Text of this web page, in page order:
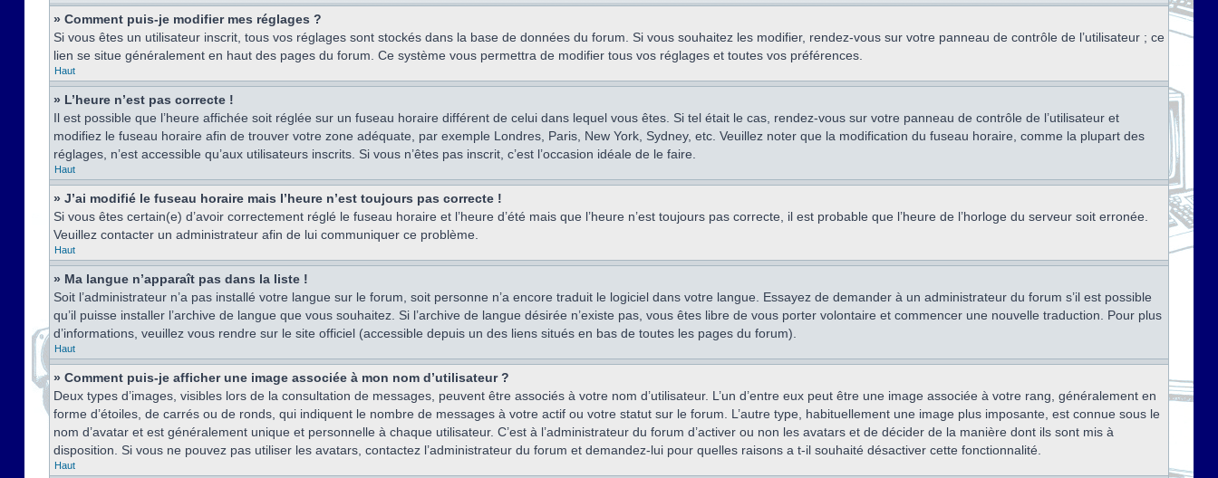
» Comment puis-je modifier mes réglages ?
Si vous êtes un utilisateur inscrit, tous vos réglages sont stockés dans la base de données du forum. Si vous souhaitez les modifier, rendez-vous sur votre panneau de contrôle de l’utilisateur ; ce
lien se situe généralement en haut des pages du forum. Ce système vous permettra de modifier tous vos réglages et toutes vos préférences.
Haut
» L’heure n’est pas correcte !
Il est possible que l’heure affichée soit réglée sur un fuseau horaire différent de celui dans lequel vous êtes. Si tel était le cas, rendez-vous sur votre panneau de contrôle de l’utilisateur et
modifiez le fuseau horaire afin de trouver votre zone adéquate, par exemple Londres, Paris, New York, Sydney, etc. Veuillez noter que la modification du fuseau horaire, comme la plupart des
réglages, n’est accessible qu’aux utilisateurs inscrits. Si vous n’êtes pas inscrit, c’est l’occasion idéale de le faire.
Haut
» J’ai modifié le fuseau horaire mais l’heure n’est toujours pas correcte !
Si vous êtes certain(e) d’avoir correctement réglé le fuseau horaire et l’heure d’été mais que l’heure n’est toujours pas correcte, il est probable que l’heure de l’horloge du serveur soit erronée.
Veuillez contacter un administrateur afin de lui communiquer ce problème.
Haut
» Ma langue n’apparaît pas dans la liste !
Soit l’administrateur n’a pas installé votre langue sur le forum, soit personne n’a encore traduit le logiciel dans votre langue. Essayez de demander à un administrateur du forum s’il est possible
qu’il puisse installer l’archive de langue que vous souhaitez. Si l’archive de langue désirée n’existe pas, vous êtes libre de vous porter volontaire et commencer une nouvelle traduction. Pour plus
d’informations, veuillez vous rendre sur le site officiel (accessible depuis un des liens situés en bas de toutes les pages du forum).
Haut
» Comment puis-je afficher une image associée à mon nom d’utilisateur ?
Deux types d’images, visibles lors de la consultation de messages, peuvent être associés à votre nom d’utilisateur. L’un d’entre eux peut être une image associée à votre rang, généralement en
forme d’étoiles, de carrés ou de ronds, qui indiquent le nombre de messages à votre actif ou votre statut sur le forum. L’autre type, habituellement une image plus imposante, est connue sous le
nom d’avatar et est généralement unique et personnelle à chaque utilisateur. C’est à l’administrateur du forum d’activer ou non les avatars et de décider de la manière dont ils sont mis à
disposition. Si vous ne pouvez pas utiliser les avatars, contactez l’administrateur du forum et demandez-lui pour quelles raisons a t-il souhaité désactiver cette fonctionnalité.
Haut